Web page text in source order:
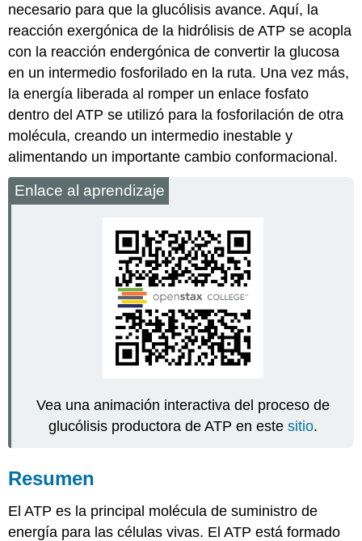
necesario para que la glucólisis avance. Aquí, la
reacción exergónica de la hidrólisis de ATP se acopla
con la reacción endergónica de convertir la glucosa
en un intermedio fosforilado en la ruta. Una vez más,
la energía liberada al romper un enlace fosfato
dentro del ATP se utilizó para la fosforilación de otra
molécula, creando un intermedio inestable y
alimentando un importante cambio conformacional.
Enlace al aprendizaje
Vea una animación interactiva del proceso de
glucólisis productora de ATP en este sitio.
Resumen
El ATP es la principal molécula de suministro de
energía para las células vivas. El ATP está formado